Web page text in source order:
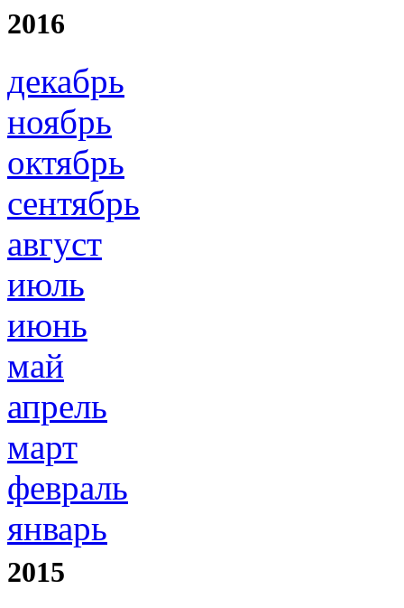
2016
декабрь
ноябрь
октябрь
сентябрь
август
июль
июнь
май
апрель
март
февраль
январь
2015